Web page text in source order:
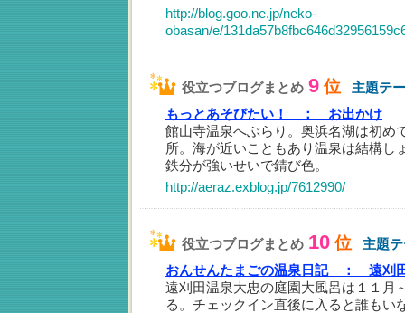
http://blog.goo.ne.jp/neko-
obasan/e/
役立つブログまとめ 9 位
主題テ
もっとあそびたい！ ：
お出かけ
館山寺温泉へぶらり。奥浜名湖は初め
所。海が近いこともあり温泉は結構し
鉄分が強いせいで錆び色。
http://aeraz.exblog.jp/7612990/
役立つブログまとめ 10 位
主題
おんせんたまごの温泉日記 ：
遠刈
遠刈田温泉大忠の庭園大風呂は１１月
る。チェックイン直後に入ると誰もい